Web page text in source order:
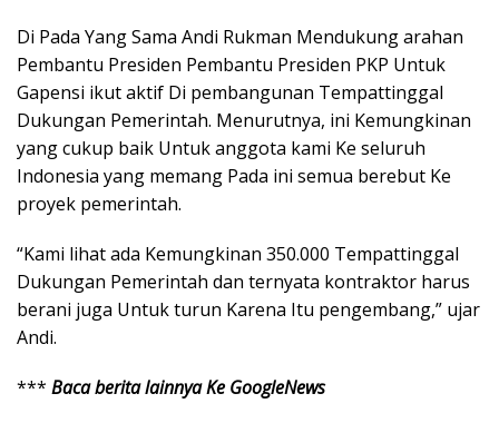
Di Pada Yang Sama Andi Rukman Mendukung arahan
Pembantu Presiden Pembantu Presiden PKP Untuk
Gapensi ikut aktif Di pembangunan Tempattinggal
Dukungan Pemerintah. Menurutnya, ini Kemungkinan
yang cukup baik Untuk anggota kami Ke seluruh
Indonesia yang memang Pada ini semua berebut Ke
proyek pemerintah.
“Kami lihat ada Kemungkinan 350.000 Tempattinggal
Dukungan Pemerintah dan ternyata kontraktor harus
berani juga Untuk turun Karena Itu pengembang,” ujar
Andi.
*** Baca berita lainnya Ke GoogleNews